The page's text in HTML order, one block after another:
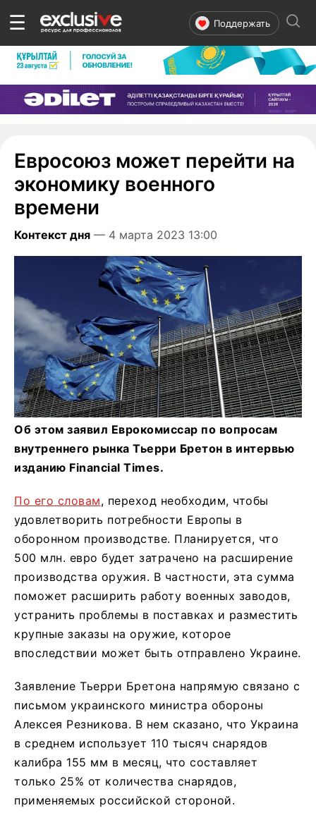
☰ Поддержать
Евросоюз может перейти на
экономику военного
времени
Контекст дня — 4 марта 2023 13:00
Об этом заявил Еврокомиссар по вопросам
внутреннего рынка Тьерри Бретон в интервью
изданию Financial Times.
По его словам, переход необходим, чтобы
удовлетворить потребности Европы в
оборонном производстве. Планируется, что
500 млн. евро будет затрачено на расширение
производства оружия. В частности, эта сумма
поможет расширить работу военных заводов,
устранить проблемы в поставках и разместить
крупные заказы на оружие, которое
впоследствии может быть отправлено Украине.
Заявление Тьерри Бретона напрямую связано с
письмом украинского министра обороны
Алексея Резникова. В нем сказано, что Украина
в среднем использует 110 тысяч снарядов
калибра 155 мм в месяц, что составляет
только 25% от количества снарядов,
применяемых российской стороной.